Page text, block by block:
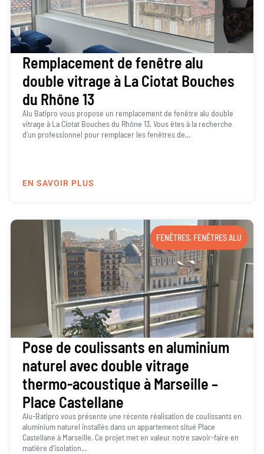
Remplacement de fenêtre alu
double vitrage à La Ciotat Bouches
du Rhône 13
Alu Batipro vous propose un remplacement de fenêtre alu double
vitrage à La Ciotat Bouches du Rhône 13. Vous êtes à la recherche
d’un professionnel pour remplacer les fenêtres de...
EN SAVOIR PLUS
FENÊTRES, FENÊTRES ALU
Pose de coulissants en aluminium
naturel avec double vitrage
thermo-acoustique à Marseille –
Place Castellane
Alu-Batipro vous présente une récente réalisation de coulissants en
aluminium naturel installés dans un appartement situé Place
Castellane à Marseille. Ce projet met en valeur notre savoir-faire en
matière d’isolation...